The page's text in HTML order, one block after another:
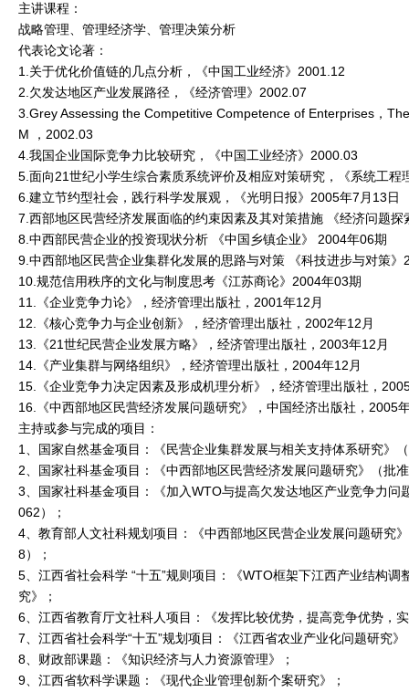
主讲课程：
战略管理、管理经济学、管理决策分析
代表论文论著：
1.关于优化价值链的几点分析，《中国工业经济》2001.12
2.欠发达地区产业发展路径，《经济管理》2002.07
3.Grey Assessing the Competitive Competence of Enterprises，
M ，2002.03
4.我国企业国际竞争力比较研究，《中国工业经济》2000.03
5.面向21世纪小学生综合素质系统评价及相应对策研究，《系统工程
6.建立节约型社会，践行科学发展观，《光明日报》2005年7月13日
7.西部地区民营经济发展面临的约束因素及其对策措施 《经济问题探
8.中西部民营企业的投资现状分析 《中国乡镇企业》 2004年06期
9.中西部地区民营企业集群化发展的思路与对策 《科技进步与对策》
10.规范信用秩序的文化与制度思考《江苏商论》2004年03期
11.《企业竞争力论》，经济管理出版社，2001年12月
12.《核心竞争力与企业创新》，经济管理出版社，2002年12月
13.《21世纪民营企业发展方略》，经济管理出版社，2003年12月
14.《产业集群与网络组织》，经济管理出版社，2004年12月
15.《企业竞争力决定因素及形成机理分析》，经济管理出版社，
16.《中西部地区民营经济发展问题研究》，中国经济出版社，2005
主持或参与完成的项目：
1、国家自然基金项目：《民营企业集群发展与相关支持体系研究》
2、国家社科基金项目：《中西部地区民营经济发展问题研究》（批
3、国家社科基金项目：《加入WTO与提高欠发达地区产业竞争力问
062）；
4、教育部人文社科规划项目：《中西部地区民营企业发展问题研究
8）；
5、江西省社会科学 “十五”规则项目：《WTO框架下江西产业结构调
究》；
6、江西省教育厅文社科人项目：《发挥比较优势，提高竞争优势，
7、江西省社会科学“十五”规划项目：《江西省农业产业化问题研究》
8、财政部课题：《知识经济与人力资源管理》；
9、江西省软科学课题：《现代企业管理创新个案研究》；